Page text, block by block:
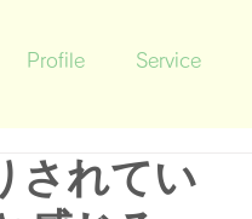
Profile Service
されてい